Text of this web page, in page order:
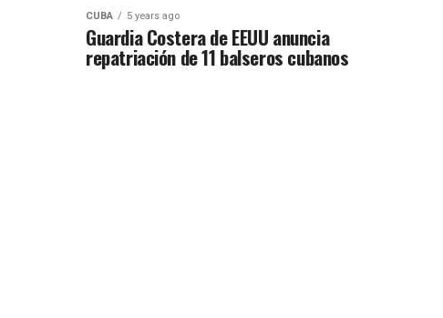
CUBA 5 years ago
Guardia Costera de EEUU anuncia
repatriación de 11 balseros cubanos